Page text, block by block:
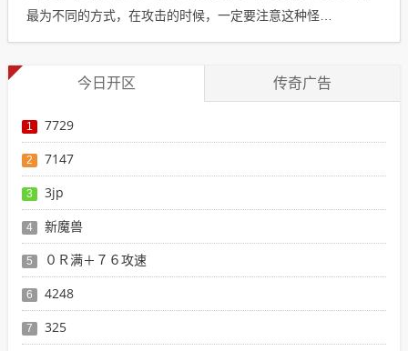
最为不同的方式，在攻击的时候，一定要注意这种怪…
今日开区 传奇广告
1 7729
2 7147
3 3jp
4 新魔兽
5 ０Ｒ满＋７６攻速
6 4248
7 325